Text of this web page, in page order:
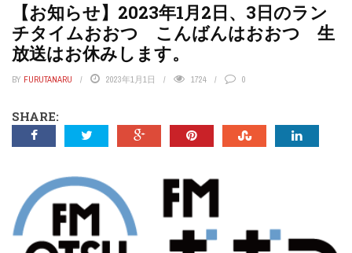
【お知らせ】2023年1月2日、3日のラン
チタイムおおつ こんばんはおおつ 生
放送はお休みします。
BY FURUTANARU 2023年1月1日 1724 0
SHARE: